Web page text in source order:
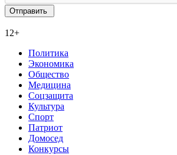
12+
Политика
Экономика
Общество
Медицина
Соцзащита
Культура
Спорт
Патриот
Домосед
Конкурсы